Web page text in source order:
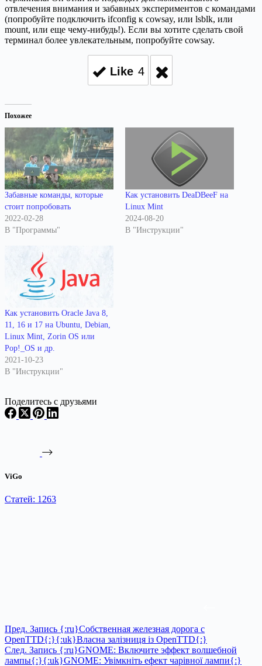
отвлечения внимания и забавных экспериментов с командами
(попробуйте подключить ifconfig к cowsay, или lsblk, или
mount, или еще чему-нибудь!). Если вы хотите сделать свой
терминал более увлекательным, попробуйте cowsay.
Like 4
Похожее
Забавные команды, которые
стоит попробовать
2022-02-28
В "Программы"
Как установить DeaDBeeF на
Linux Mint
2024-08-20
В "Инструкции"
Как установить Oracle Java 8,
11, 16 и 17 на Ubuntu, Debian,
Linux Mint, Zorin OS или
Pop!_OS и др.
2021-10-23
В "Инструкции"
Поделитесь с друзьями
ViGo
Статей: 1263
Пред. Запись {:ru}Собственная железная дорога с
OpenTTD{:}{:uk}Власна залізниця із OpenTTD{:}
След. Запись {:ru}GNOME: Включите эффект волшебной
лампы{:}{:uk}GNOME: Увімкніть ефект чарівної лампи{:}